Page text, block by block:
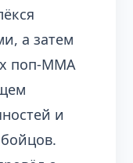
а затем
поп-ММА
и